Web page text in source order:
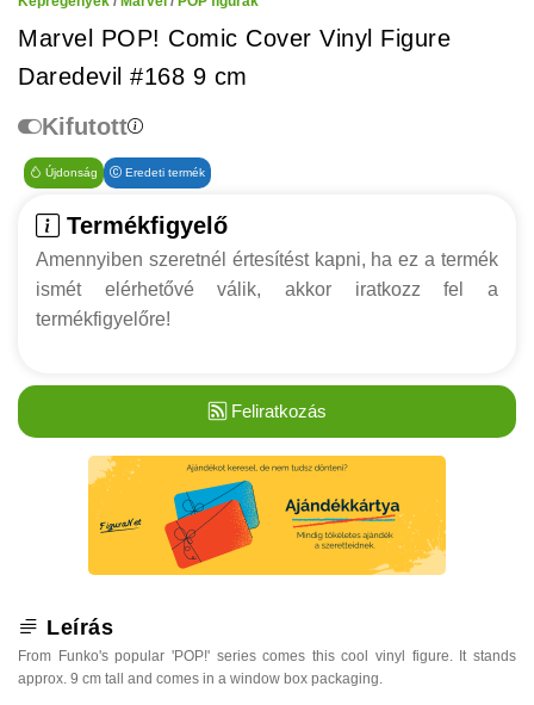
Marvel POP! Comic Cover Vinyl Figure
Daredevil #168 9 cm
Kifutott
Újdonság Eredeti termék
Termékfigyelő
Amennyiben szeretnél értesítést kapni, ha ez a termék
ismét elérhetővé válik, akkor iratkozz fel a
termékfigyelőre!
Feliratkozás
Leírás
From Funko's popular 'POP!' series comes this cool vinyl figure. It stands
approx. 9 cm tall and comes in a window box packaging.